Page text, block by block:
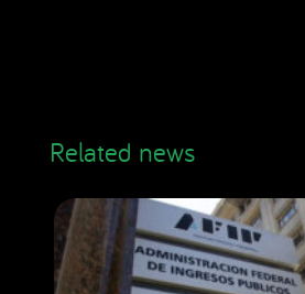
Related news